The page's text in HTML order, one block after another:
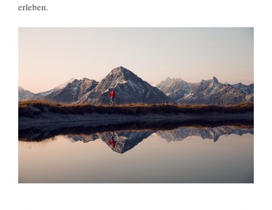
erleben.